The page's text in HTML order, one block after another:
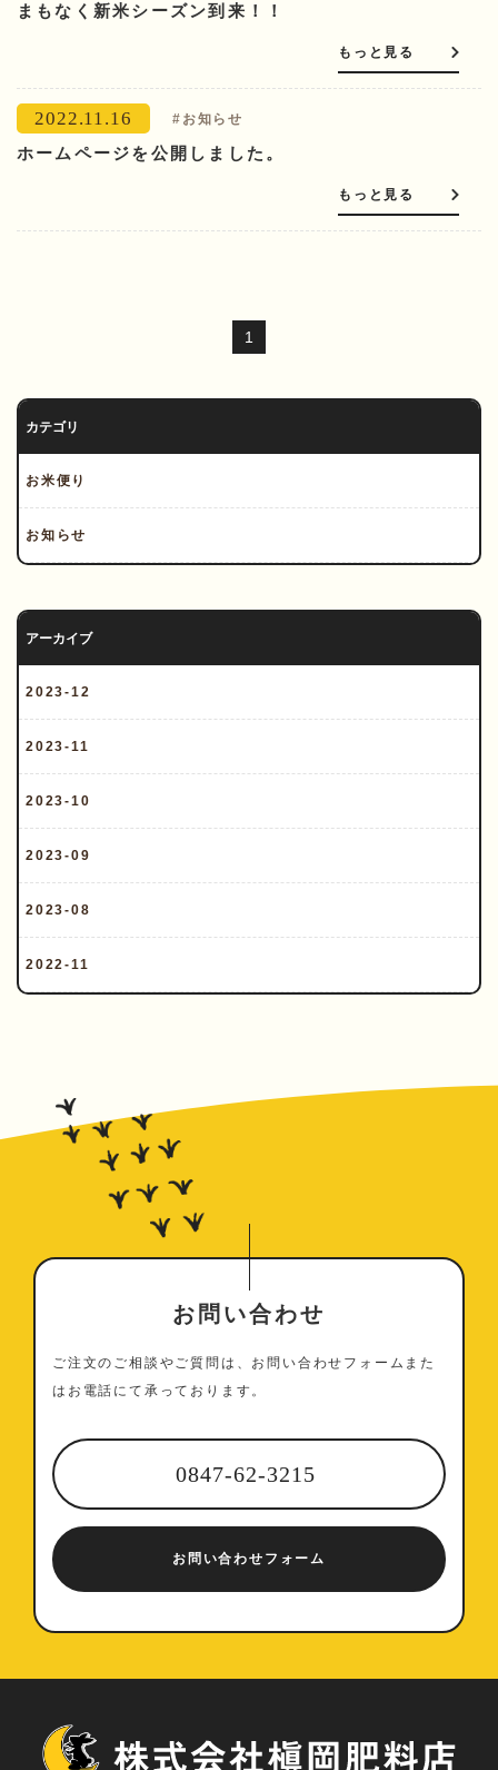
まもなく新米シーズン到来！！
もっと見る
2022.11.16 #お知らせ
ホームページを公開しました。
もっと見る
1
カテゴリ
お米便り
お知らせ
アーカイブ
2023-12
2023-11
2023-10
2023-09
2023-08
2022-11
お問い合わせ
ご注文のご相談やご質問は、お問い合わせフォームまた
はお電話にて承っております。
0847-62-3215
お問い合わせフォーム